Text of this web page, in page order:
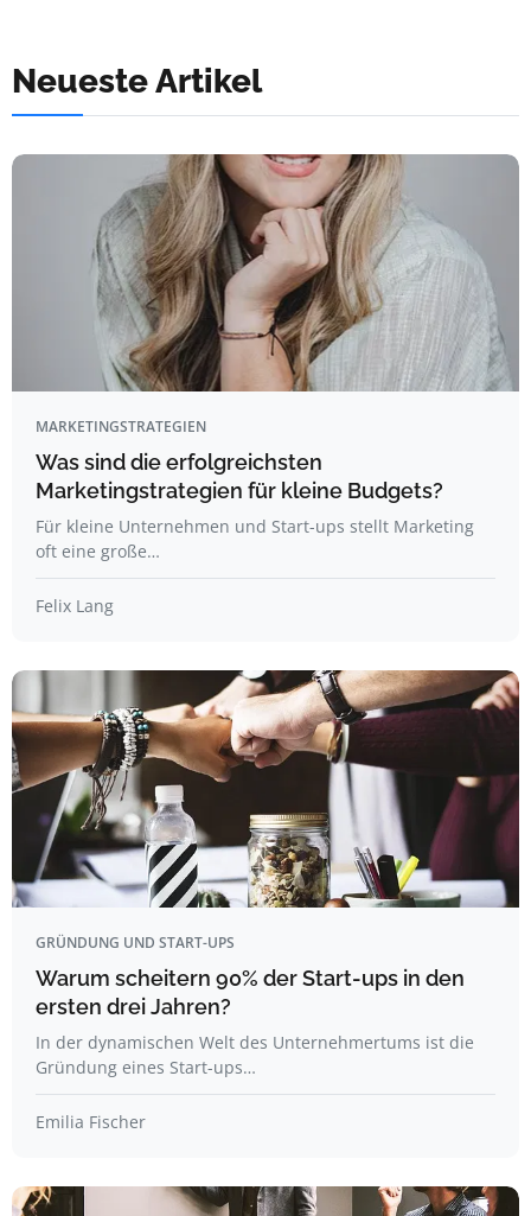
Neueste Artikel
MARKETINGSTRATEGIEN
Was sind die erfolgreichsten
Marketingstrategien für kleine Budgets?
Für kleine Unternehmen und Start-ups stellt Marketing
oft eine große…
Felix Lang
GRÜNDUNG UND START-UPS
Warum scheitern 90% der Start-ups in den
ersten drei Jahren?
In der dynamischen Welt des Unternehmertums ist die
Gründung eines Start-ups…
Emilia Fischer